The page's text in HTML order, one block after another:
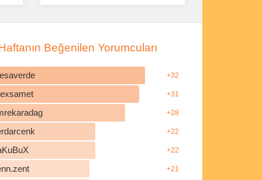
Beğenilen Yorumcuları
+32
+31
+28
+22
+22
+21